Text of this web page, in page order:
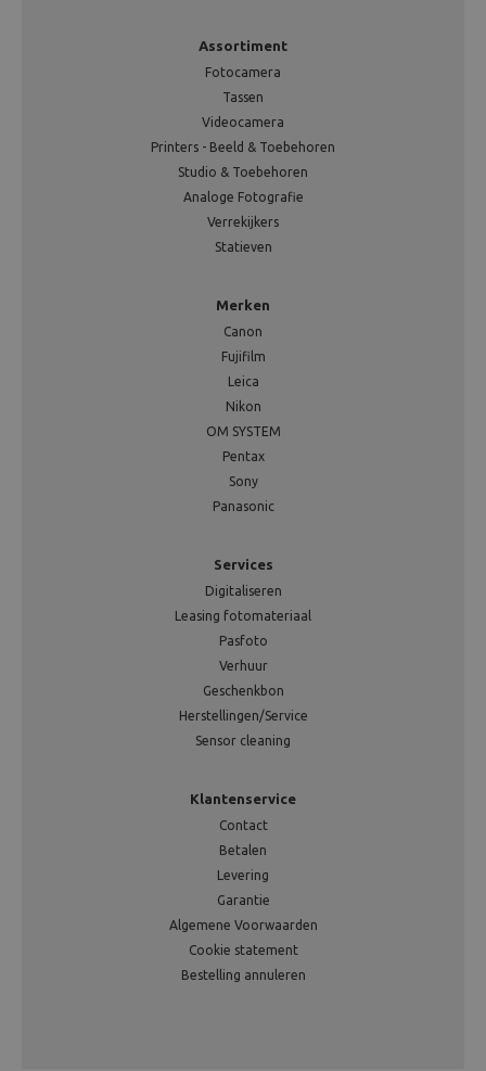
Assortiment
Fotocamera
Tassen
Videocamera
Printers - Beeld & Toebehoren
Studio & Toebehoren
Analoge Fotografie
Verrekijkers
Statieven
Merken
Canon
Fujifilm
Leica
Nikon
OM SYSTEM
Pentax
Sony
Panasonic
Services
Digitaliseren
Leasing fotomateriaal
Pasfoto
Verhuur
Geschenkbon
Herstellingen/Service
Sensor cleaning
Klantenservice
Contact
Betalen
Levering
Garantie
Algemene Voorwaarden
Cookie statement
Bestelling annuleren